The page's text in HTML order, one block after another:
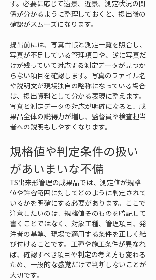
す。必要に応じて遠景、近景、測定状況の関
係が分かるように整理しておくと、提出後の
確認がスムーズになります。
提出前には、写真台帳と測定一覧を照合し、
写真が不足している管理項目や、逆に写真だ
けが残っていて対応する測定データが見つか
らない項目を確認します。写真のファイル名
や説明文が現場独自の略称になっている場合
は、提出資料として分かる表現に整えます。
写真と測定データの対応が明確になると、成
果品全体の説得力が増し、監督員や検査担当
者への説明もしやすくなります。
規格値や判定条件の扱い
があいまいな不備
TS出来形管理の成果品では、測定値が規格
値や許容範囲に対してどのように判定されて
いるかを明確にする必要があります。ここで
注意したいのは、規格値そのものを暗記して
書くことではなく、対象工種、管理項目、発
注者の基準、現場で適用する条件を正しく結
び付けることです。工種や施工条件が異なれ
ば、確認すべき項目や判定の考え方も変わる
ため、一般的な感覚だけで判断しないことが
大切です。